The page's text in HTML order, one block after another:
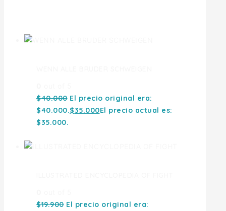
$40.000 El precio original era:
$40.000.$35.000El precio actual es:
$35.000.
$19.900 El precio original era: